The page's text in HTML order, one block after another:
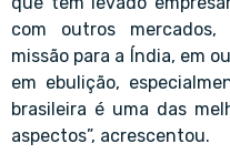
com outros
missão para a Índia, em
em ebulição,
brasileira é uma das
aspectos”, acrescentou.